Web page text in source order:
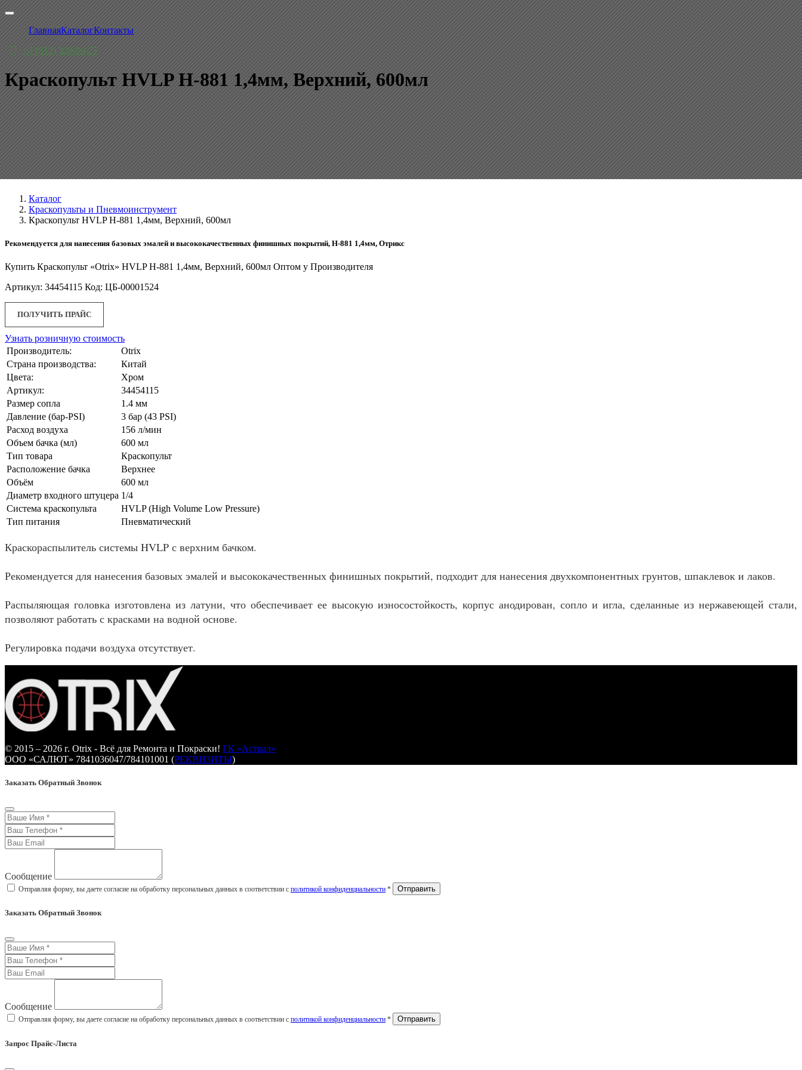
ГлавнаяКаталогКонтакты
+7 (812) 329-00-77
Краскопульт HVLP H-881 1,4мм, Верхний, 600мл
Каталог
Краскопульты и Пневмоинструмент
Краскопульт HVLP H-881 1,4мм, Верхний, 600мл
Рекомендуется для нанесения базовых эмалей и высококачественных финишных покрытий, H-881 1,4мм, Отрикс
Купить Краскопульт «Otrix» HVLP H-881 1,4мм, Верхний, 600мл Оптом у Производителя
Артикул: 34454115 Код: ЦБ-00001524
ПОЛУЧИТЬ ПРАЙС
Узнать розничную стоимость
Производитель:
Otrix
Страна производства:
Китай
Цвета:
Хром
Артикул:
34454115
Размер сопла
1.4 мм
Давление (бар-PSI)
3 бар (43 PSI)
Расход воздуха
156 л/мин
Объем бачка (мл)
600 мл
Тип товара
Краскопульт
Расположение бачка
Верхнее
Объём
600 мл
Диаметр входного штуцера 1/4
Система краскопульта
HVLP (High Volume Low Pressure)
Тип питания
Пневматический
Краскораспылитель системы HVLP с верхним бачком.
Рекомендуется для нанесения базовых эмалей и высококачественных финишных покрытий, подходит для нанесения двухкомпонентных грунтов, шпаклевок и лаков.
Распыляющая головка изготовлена из латуни, что обеспечивает ее высокую износостойкость, корпус анодирован, сопло и игла, сделанные из нержавеющей стали,
позволяют работать с красками на водной основе.
Регулировка подачи воздуха отсутствует.
© 2015 – 2026 г. Otrix - Всё для Ремонта и Покраски! ГК «Астрал»
ООО «САЛЮТ» 7841036047/784101001 (РЕКВИЗИТЫ)
Заказать Обратный Звонок
Сообщение
Отправляя форму, вы даете согласие на обработку персональных данных в соответствии с политикой конфиденциальности *
Заказать Обратный Звонок
Сообщение
Отправляя форму, вы даете согласие на обработку персональных данных в соответствии с политикой конфиденциальности *
Запрос Прайс-Листа